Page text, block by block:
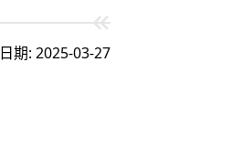
日期: 2025-03-27